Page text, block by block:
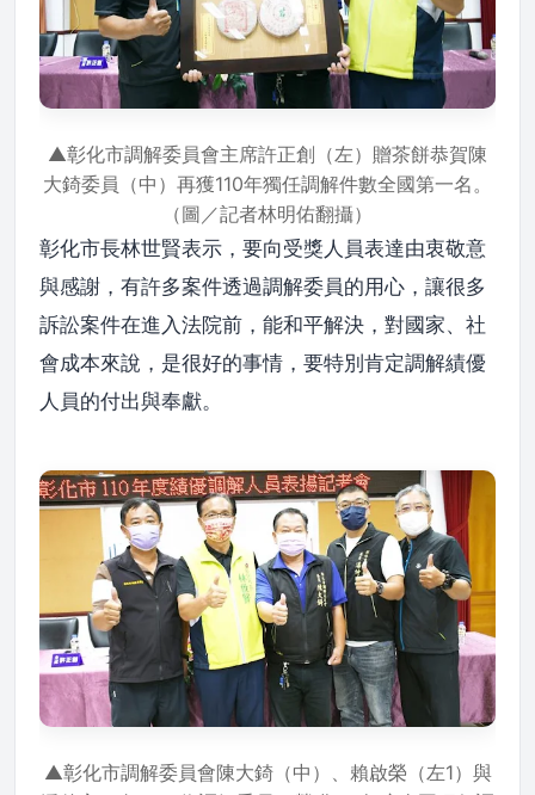
▲彰化市調解委員會主席許正創（左）贈茶餅恭賀陳
大錡委員（中）再獲110年獨任調解件數全國第一名。
（圖／記者林明佑翻攝）
彰化市長林世賢表示，要向受獎人員表達由衷敬意
與感謝，有許多案件透過調解委員的用心，讓很多
訴訟案件在進入法院前，能和平解決，對國家、社
會成本來說，是很好的事情，要特別肯定調解績優
人員的付出與奉獻。
▲彰化市調解委員會陳大錡（中）、賴啟榮（左1）與